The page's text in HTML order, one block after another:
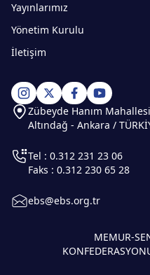
Yayınlarımız
Yönetim Kurulu
İletişim
MEMUR-
Zübeyde Hanım
Altındağ - Ankara /
Tel : 0.312 231 23 06
Faks : 0.312 230 65 28
ebs@ebs.org.tr